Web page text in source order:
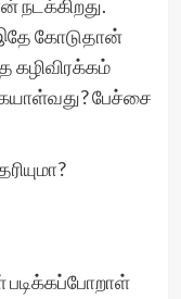
நடக்கிறது.
கோடுதான்
கழிவிரக்கம்
பேச்சை
படிக்கப்போறாள்